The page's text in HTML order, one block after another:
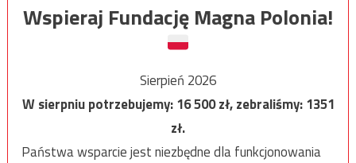
Wspieraj Fundację Magna Polonia!
Sierpień 2026
W sierpniu potrzebujemy:16 500zł, zebraliśmy:1351
zł.
Państwa wsparcie jest niezbędne dla funkcjonowania